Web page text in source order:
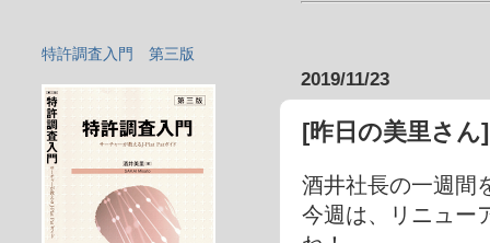
2019/11/23
[昨日の美里さ
酒井社長の一週間
今週は、リニュー
特許調査入門 第三版